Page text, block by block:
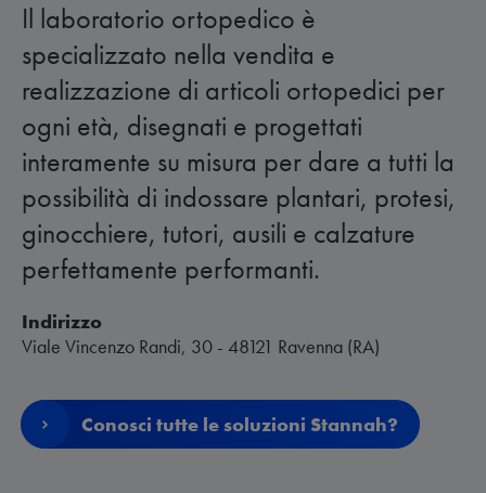
Il laboratorio ortopedico è
specializzato nella vendita e
realizzazione di articoli ortopedici per
ogni età, disegnati e progettati
interamente su misura per dare a tutti la
possibilità di indossare plantari, protesi,
ginocchiere, tutori, ausili e calzature
perfettamente performanti.
Indirizzo
Viale Vincenzo Randi, 30 - 48121 Ravenna (RA)
Conosci tutte le soluzioni Stannah?